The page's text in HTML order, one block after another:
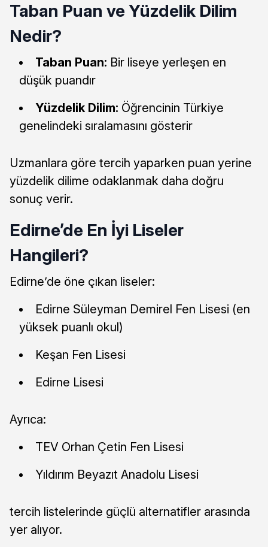
Taban Puan ve Yüzdelik Dilim
Nedir?
Taban Puan: Bir liseye yerleşen en
düşük puandır
Yüzdelik Dilim: Öğrencinin Türkiye
genelindeki sıralamasını gösterir
Uzmanlara göre tercih yaparken puan yerine
yüzdelik dilime odaklanmak daha doğru
sonuç verir.
Edirne’de En İyi Liseler
Hangileri?
Edirne’de öne çıkan liseler:
Edirne Süleyman Demirel Fen Lisesi (en
yüksek puanlı okul)
Keşan Fen Lisesi
Edirne Lisesi
Ayrıca:
TEV Orhan Çetin Fen Lisesi
Yıldırım Beyazıt Anadolu Lisesi
tercih listelerinde güçlü alternatifler arasında
yer alıyor.